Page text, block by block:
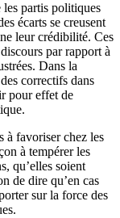
partis politiques
écarts se creusent
leur crédibilité. Ces
par rapport à
Dans la
correctifs dans
pour effet de
à favoriser chez les
à tempérer les
qu’elles soient
de dire qu’en cas
sur la force des